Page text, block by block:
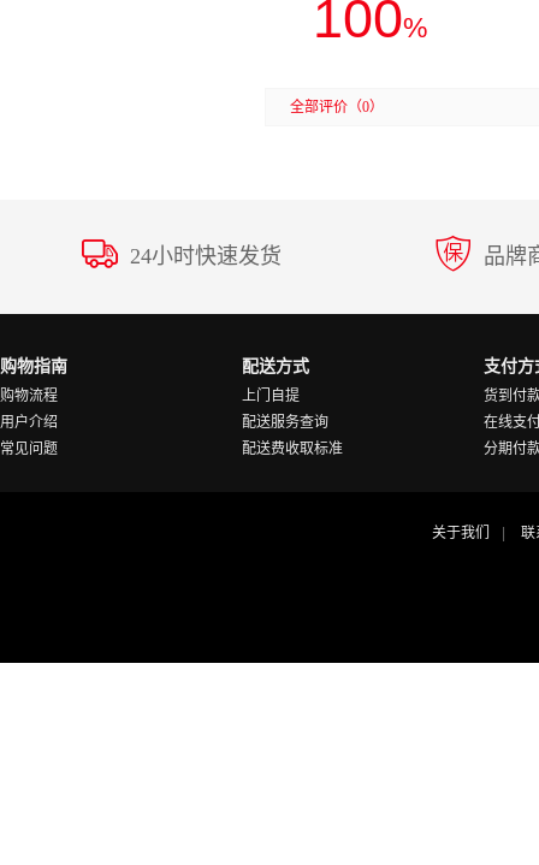
100%
全部评价 （0）
24小时快速发货 品牌
购物指南
购物流程
用户介绍
常见问题
配送方式
上门自提
配送服务查询
配送费收取标准
支付方
货到付
在线支
分期付
关于我们 联